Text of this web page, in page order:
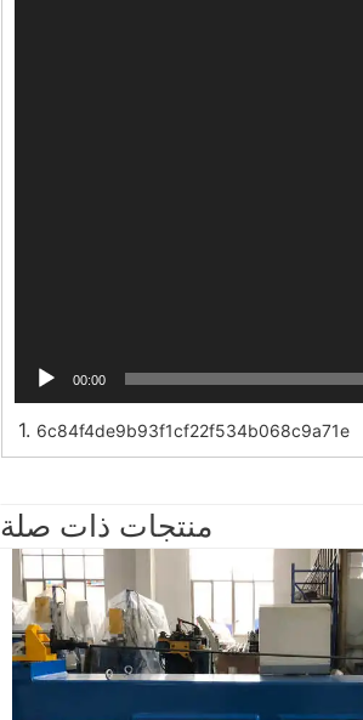
00:00
1. 6c84f4de9b93f1cf22f534b068c9a71e
منتجات ذات صلة